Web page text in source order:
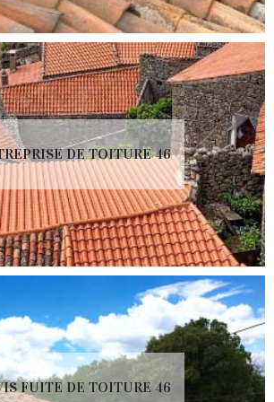
DE TOITURE 46
FUITE DE TOITURE 46